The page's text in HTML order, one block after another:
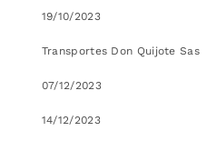
19/10/2023
Transportes Don Quijote Sas
07/12/2023
14/12/2023